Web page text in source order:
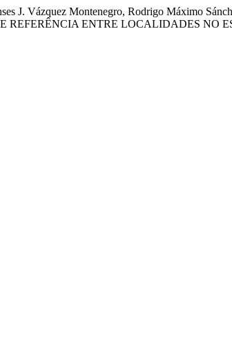
J. Vázquez Montenegro, Rodrigo Máximo
REFERÊNCIA ENTRE LOCALIDADES NO